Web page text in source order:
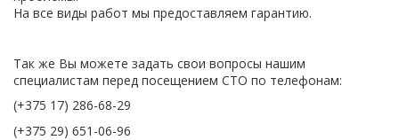
На все виды работ мы предоставляем гарантию.
Так же Вы можете задать свои вопросы нашим
специалистам перед посещением СТО по телефонам:
(+375 17) 286-68-29
(+375 29) 651-06-96